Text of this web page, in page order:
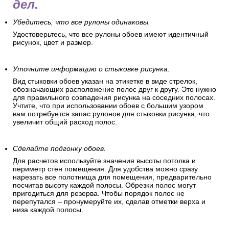
дел.
Убедитесь, что все рулоны одинаковы.
Удостоверьтесь, что все рулоны обоев имеют идентичный
рисунок, цвет и размер.
Уточните информацию о стыковке рисунка.
Вид стыковки обоев указан на этикетке в виде стрелок,
обозначающих расположение полос друг к другу. Это нужно
для правильного совпадения рисунка на соседних полосах.
Учтите, что при использовании обоев с большим узором
вам потребуется запас рулонов для стыковки рисунка, что
увеличит общий расход полос.
Сделайте подгонку обоев.
Для расчетов используйте значения высоты потолка и
периметр стен помещения. Для удобства можно сразу
нарезать все полотнища для помещения, предварительно
посчитав высоту каждой полосы. Обрезки полос могут
пригодиться для резерва. Чтобы порядок полос не
перепутался – пронумеруйте их, сделав отметки верха и
низа каждой полосы.